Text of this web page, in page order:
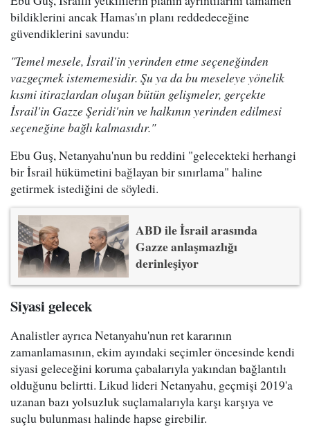
bildiklerini ancak Hamas'ın planı reddedeceğine
güvendiklerini savundu:
"Temel mesele, İsrail'in yerinden etme seçeneğinden
vazgeçmek istememesidir. Şu ya da bu meseleye yönelik
kısmi itirazlardan oluşan bütün gelişmeler, gerçekte
İsrail'in Gazze Şeridi'nin ve halkının yerinden edilmesi
seçeneğine bağlı kalmasıdır."
Ebu Guş, Netanyahu'nun bu reddini "gelecekteki herhangi
bir İsrail hükümetini bağlayan bir sınırlama" haline
getirmek istediğini de söyledi.
ABD ile İsrail arasında
Gazze anlaşmazlığı
derinleşiyor
Siyasi gelecek
Analistler ayrıca Netanyahu'nun ret kararının
zamanlamasının, ekim ayındaki seçimler öncesinde kendi
siyasi geleceğini koruma çabalarıyla yakından bağlantılı
olduğunu belirtti. Likud lideri Netanyahu, geçmişi 2019'a
uzanan bazı yolsuzluk suçlamalarıyla karşı karşıya ve
suçlu bulunması halinde hapse girebilir.